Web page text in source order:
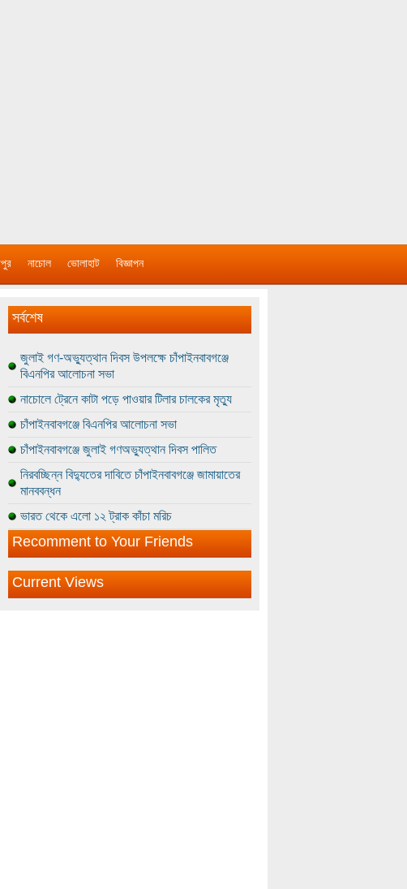
নাচোল ভোলাহাট বিজ্ঞাপন
সর্বশেষ
জুলাই গণ-অভ্যুত্থান দিবস উপলক্ষে চাঁপাইনবাবগঞ্জে
বিএনপির আলোচনা সভা
নাচোলে ট্রেনে কাটা পড়ে পাওয়ার টিলার চালকের মৃত্যু
চাঁপাইনবাবগঞ্জে বিএনপির আলোচনা সভা
চাঁপাইনবাবগঞ্জে জুলাই গণঅভ্যুত্থান দিবস পালিত
নিরবচ্ছিন্ন বিদ্যুতের দাবিতে চাঁপাইনবাবগঞ্জে জামায়াতের
মানববন্ধন
ভারত থেকে এলো ১২ ট্রাক কাঁচা মরিচ
Recomment to Your Friends
Current Views